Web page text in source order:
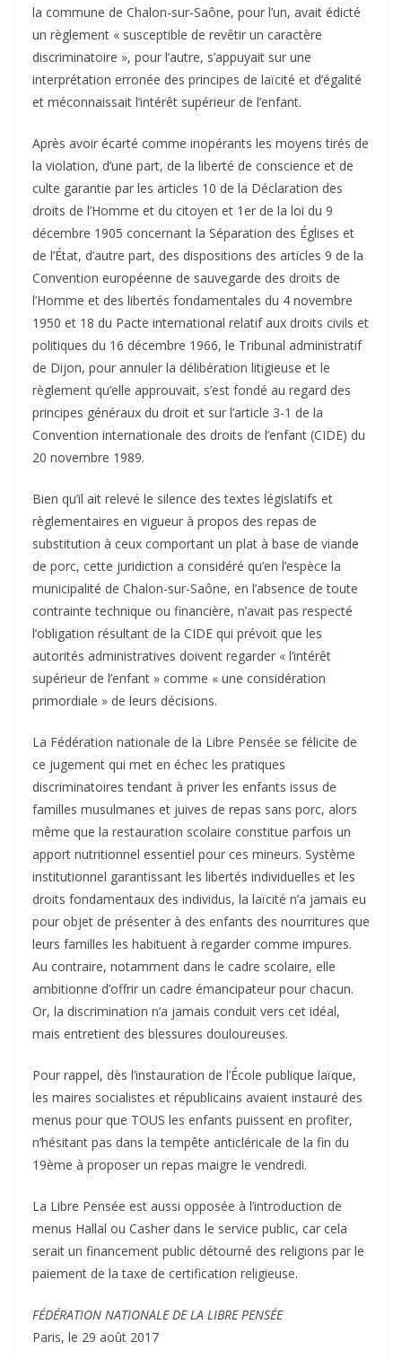
la commune de Chalon-sur-Saône, pour l’un, avait édicté
un règlement « susceptible de revêtir un caractère
discriminatoire », pour l’autre, s’appuyait sur une
interprétation erronée des principes de laïcité et d’égalité
et méconnaissait l’intérêt supérieur de l’enfant.
Après avoir écarté comme inopérants les moyens tirés de
la violation, d’une part, de la liberté de conscience et de
culte garantie par les articles 10 de la Déclaration des
droits de l’Homme et du citoyen et 1er de la loi du 9
décembre 1905 concernant la Séparation des Églises et
de l’État, d’autre part, des dispositions des articles 9 de la
Convention européenne de sauvegarde des droits de
l’Homme et des libertés fondamentales du 4 novembre
1950 et 18 du Pacte international relatif aux droits civils et
politiques du 16 décembre 1966, le Tribunal administratif
de Dijon, pour annuler la délibération litigieuse et le
règlement qu’elle approuvait, s’est fondé au regard des
principes généraux du droit et sur l’article 3-1 de la
Convention internationale des droits de l’enfant (CIDE) du
20 novembre 1989.
Bien qu’il ait relevé le silence des textes législatifs et
règlementaires en vigueur à propos des repas de
substitution à ceux comportant un plat à base de viande
de porc, cette juridiction a considéré qu’en l’espèce la
municipalité de Chalon-sur-Saône, en l’absence de toute
contrainte technique ou financière, n’avait pas respecté
l’obligation résultant de la CIDE qui prévoit que les
autorités administratives doivent regarder « l’intérêt
supérieur de l’enfant » comme « une considération
primordiale » de leurs décisions.
La Fédération nationale de la Libre Pensée se félicite de
ce jugement qui met en échec les pratiques
discriminatoires tendant à priver les enfants issus de
familles musulmanes et juives de repas sans porc, alors
même que la restauration scolaire constitue parfois un
apport nutritionnel essentiel pour ces mineurs. Système
institutionnel garantissant les libertés individuelles et les
droits fondamentaux des individus, la laïcité n’a jamais eu
pour objet de présenter à des enfants des nourritures que
leurs familles les habituent à regarder comme impures.
Au contraire, notamment dans le cadre scolaire, elle
ambitionne d’offrir un cadre émancipateur pour chacun.
Or, la discrimination n’a jamais conduit vers cet idéal,
mais entretient des blessures douloureuses.
Pour rappel, dès l’instauration de l’École publique laïque,
les maires socialistes et républicains avaient instauré des
menus pour que TOUS les enfants puissent en profiter,
n’hésitant pas dans la tempête anticléricale de la fin du
19ème à proposer un repas maigre le vendredi.
La Libre Pensée est aussi opposée à l’introduction de
menus Hallal ou Casher dans le service public, car cela
serait un financement public détourné des religions par le
paiement de la taxe de certification religieuse.
FÉDÉRATION NATIONALE DE LA LIBRE PENSÉE
Paris, le 29 août 2017